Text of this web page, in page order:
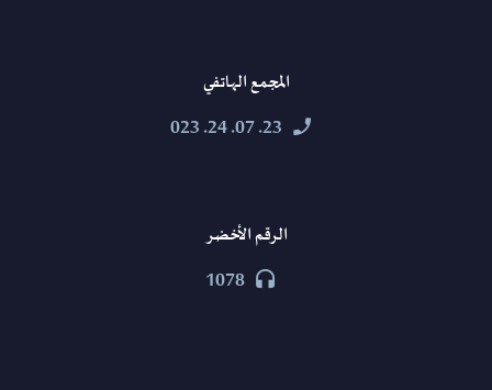
المجمع الهاتفي


23. 07. 24. 023
الرقم الأخضر


1078